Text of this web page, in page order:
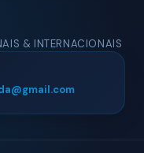
& INTERNACIONAIS